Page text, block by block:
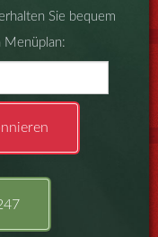
Sie bequem
Menüplan: